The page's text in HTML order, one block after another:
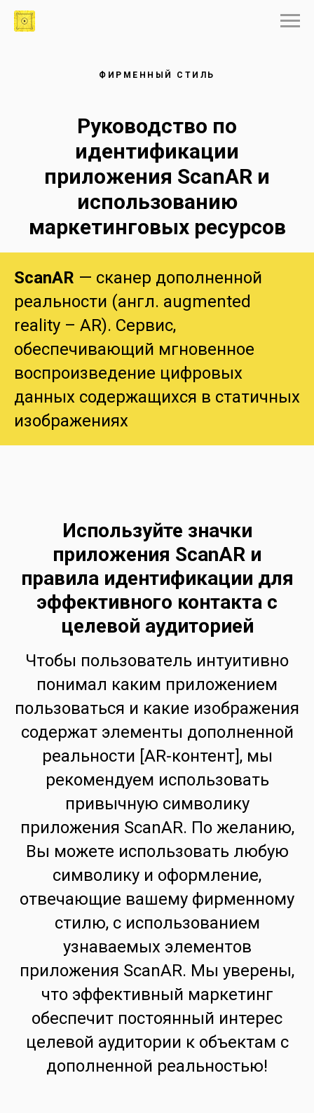
ФИРМЕННЫЙ СТИЛЬ
Руководство по
идентификации
приложения ScanAR и
использованию
маркетинговых ресурсов
ScanAR — сканер дополненной
реальности (англ. augmented
reality – AR). Сервис,
обеспечивающий мгновенное
воспроизведение цифровых
данных содержащихся в статичных
изображениях
Используйте значки
приложения ScanAR и
правила идентификации для
эффективного контакта с
целевой аудиторией
Чтобы пользователь интуитивно
понимал каким приложением
пользоваться и какие изображения
содержат элементы дополненной
реальности [AR-контент], мы
рекомендуем использовать
привычную символику
приложения ScanAR. По желанию,
Вы можете использовать любую
символику и оформление,
отвечающие вашему фирменному
стилю, с использованием
узнаваемых элементов
приложения ScanAR. Мы уверены,
что эффективный маркетинг
обеспечит постоянный интерес
целевой аудитории к объектам с
дополненной реальностью!